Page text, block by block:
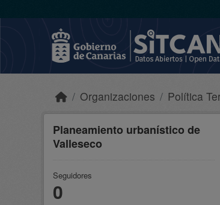
Organizaciones Política
Planeamiento urbanístico de
Valleseco
Seguidores
0